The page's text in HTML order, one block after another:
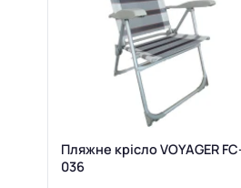
Пляжне крісло VOYAGER
036